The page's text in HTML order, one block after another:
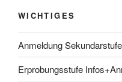
WICHTIGES
Anmeldung
Erprobungsstufe